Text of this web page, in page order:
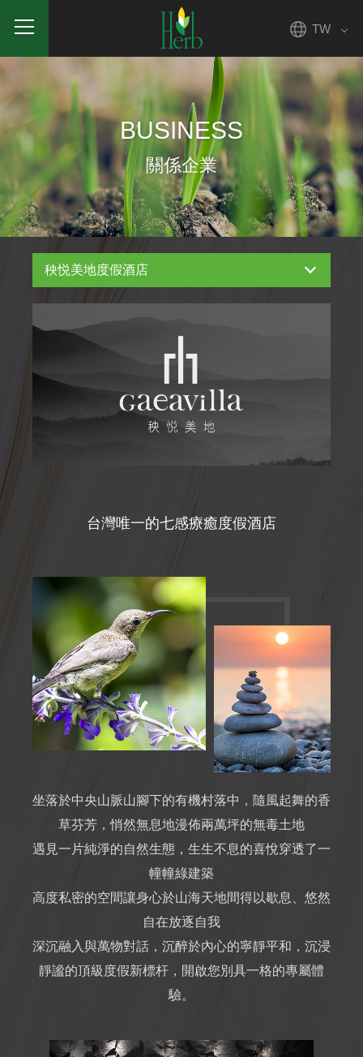
TW
BUSINESS
關係企業
秧悦美地度假酒店
台灣唯一的七感療癒度假酒店
坐落於中央山脈山腳下的有機村落中，隨風起舞的香
草芬芳，悄然無息地漫佈兩萬坪的無毒土地
遇見一片純淨的自然生態，生生不息的喜悅穿透了一
幢幢綠建築
高度私密的空間讓身心於山海天地間得以歇息、悠然
自在放逐自我
深沉融入與萬物對話，沉醉於內心的寧靜平和，沉浸
靜謐的頂級度假新標杆，開啟您別具一格的專屬體
驗。